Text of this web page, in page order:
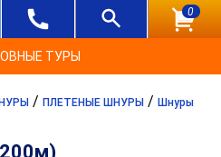
0
ТУРЫ
/ ПЛЕТЕНЫЕ ШНУРЫ / Шнуры